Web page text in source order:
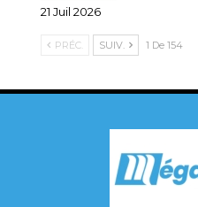
21 Juil 2026
PRÉC. SUIV. 1 De 154